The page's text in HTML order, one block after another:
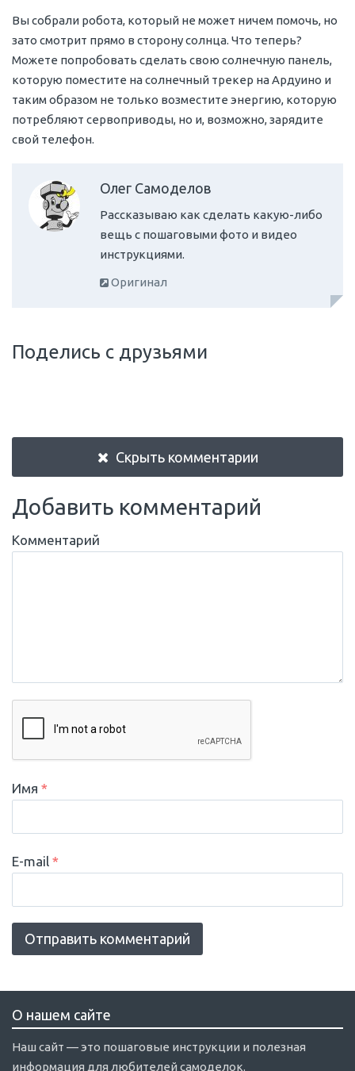
Вы собрали робота, который не может ничем помочь, но
зато смотрит прямо в сторону солнца. Что теперь?
Можете попробовать сделать свою солнечную панель,
которую поместите на солнечный трекер на Ардуино и
таким образом не только возместите энергию, которую
потребляют сервоприводы, но и, возможно, зарядите
свой телефон.
Олег Самоделов
Рассказываю как сделать какую-либо
вещь с пошаговыми фото и видео
инструкциями.
Оригинал
Поделись с друзьями
Скрыть комментарии
Добавить комментарий
Комментарий
Имя *
E-mail *
О нашем сайте
Наш сайт — это пошаговые инструкции и полезная
информация для любителей самоделок.